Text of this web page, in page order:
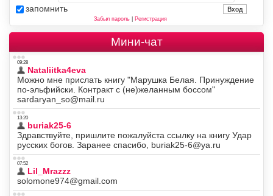
запомнить
Забыл пароль| Регистрация
Мини-чат